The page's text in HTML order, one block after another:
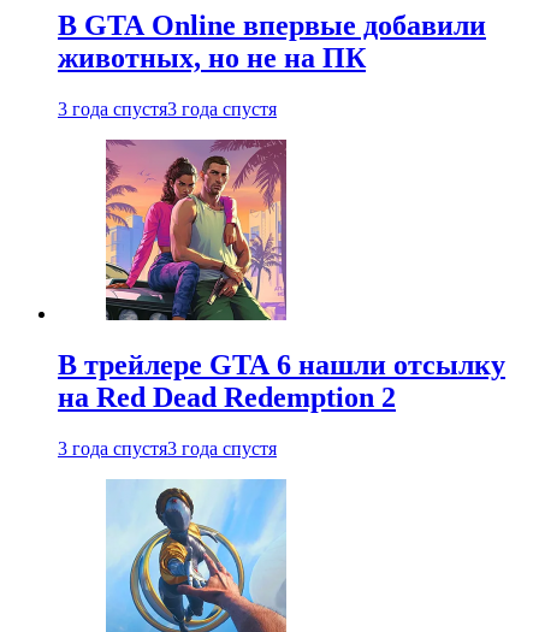
В GTA Online впервые добавили
животных, но не на ПК
3 года спустя3 года спустя
В трейлере GTA 6 нашли отсылку
на Red Dead Redemption 2
3 года спустя3 года спустя